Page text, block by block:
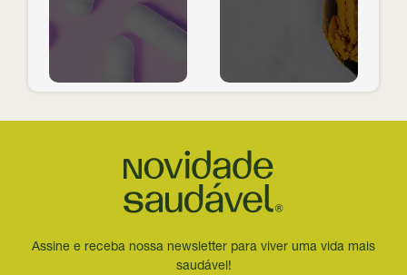
Assine e receba nossa newsletter para viver uma vida mais
saudável!